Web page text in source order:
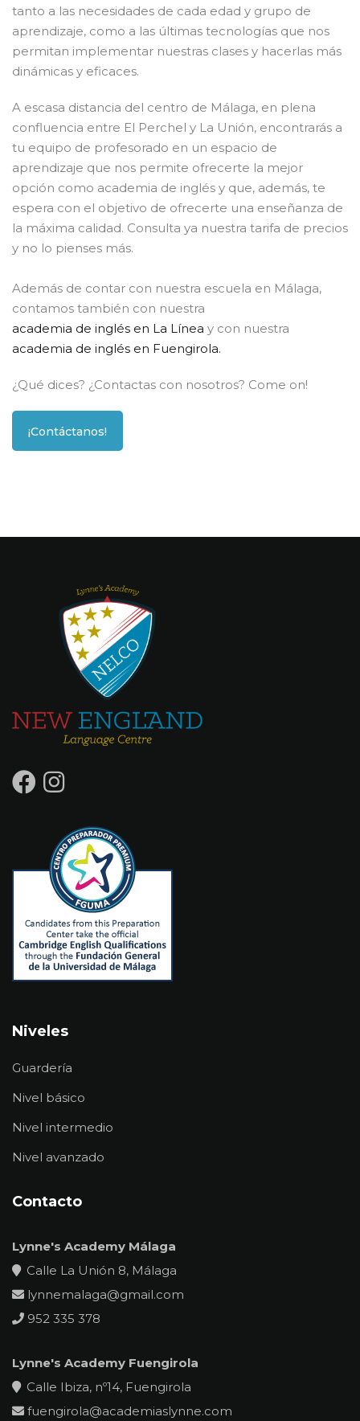
tanto a las necesidades de cada edad y grupo de
aprendizaje, como a las últimas tecnologías que nos
permitan implementar nuestras clases y hacerlas más
dinámicas y eficaces.
A escasa distancia del centro de Málaga, en plena
confluencia entre El Perchel y La Unión, encontrarás a
tu equipo de profesorado en un espacio de
aprendizaje que nos permite ofrecerte la mejor
opción como academia de inglés y que, además, te
espera con el objetivo de ofrecerte una enseñanza de
la máxima calidad. Consulta ya nuestra tarifa de precios
y no lo pienses más.
Además de contar con nuestra escuela en Málaga,
contamos también con nuestra
academia de inglés en La Línea y con nuestra
academia de inglés en Fuengirola.
¿Qué dices? ¿Contactas con nosotros? Come on!
¡Contáctanos!
Niveles
Guardería
Nivel básico
Nivel intermedio
Nivel avanzado
Contacto
Lynne's Academy Málaga
Calle La Unión 8, Málaga
lynnemalaga@gmail.com
952 335 378
Lynne's Academy Fuengirola
Calle Ibiza, nº14, Fuengirola
fuengirola@academiaslynne.com